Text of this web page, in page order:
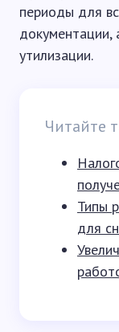
периоды для
утилизации.
Читайте
Типы
для